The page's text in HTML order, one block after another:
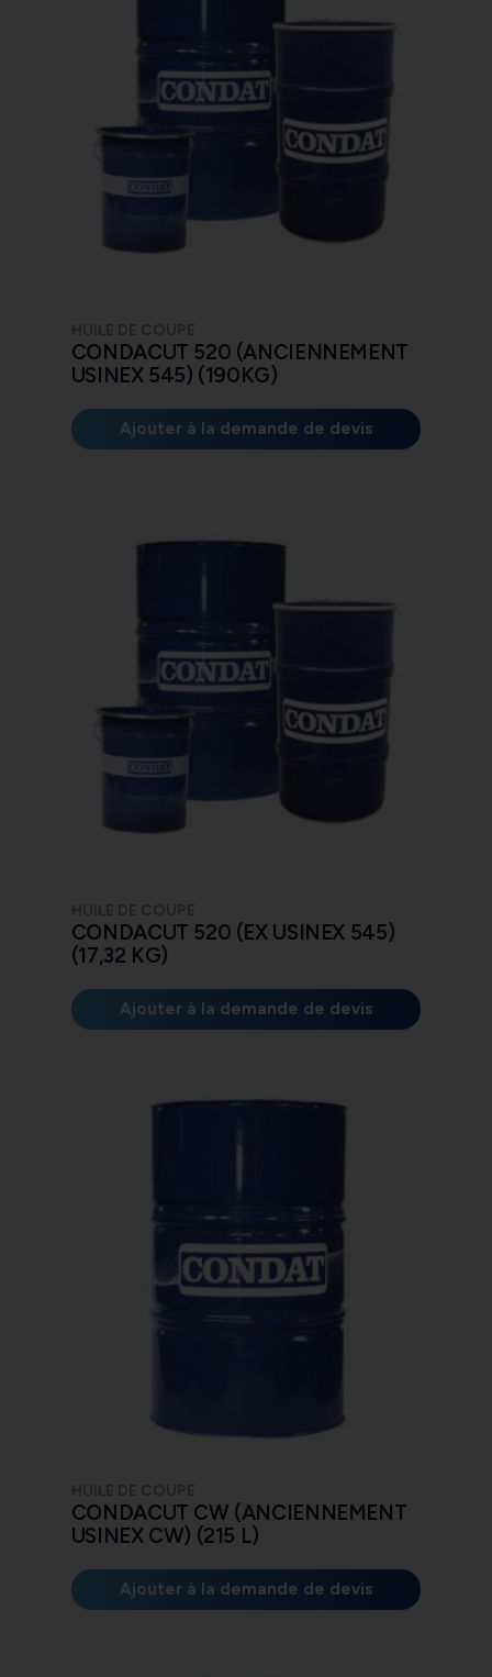
HUILE DE COUPE
CONDACUT 520 (ANCIENNEMENT
USINEX 545) (190KG)
Ajouter à la demande de devis
HUILE DE COUPE
CONDACUT 520 (EX USINEX 545)
(17,32 KG)
Ajouter à la demande de devis
HUILE DE COUPE
CONDACUT CW (ANCIENNEMENT
USINEX CW) (215 L)
Ajouter à la demande de devis